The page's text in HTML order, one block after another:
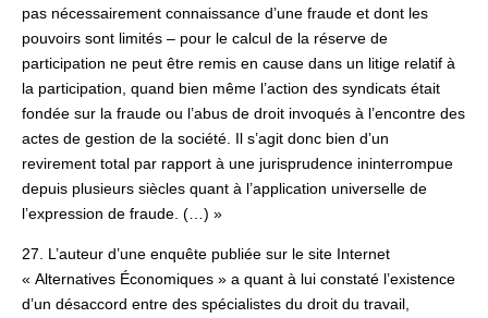
pas nécessairement connaissance d’une fraude et dont les
pouvoirs sont limités – pour le calcul de la réserve de
participation ne peut être remis en cause dans un litige relatif à
la participation, quand bien même l’action des syndicats était
fondée sur la fraude ou l’abus de droit invoqués à l’encontre des
actes de gestion de la société. Il s’agit donc bien d’un
revirement total par rapport à une jurisprudence ininterrompue
depuis plusieurs siècles quant à l’application universelle de
l’expression de fraude. (…) »
27. L’auteur d’une enquête publiée sur le site Internet
« Alternatives Économiques » a quant à lui constaté l’existence
d’un désaccord entre des spécialistes du droit du travail,